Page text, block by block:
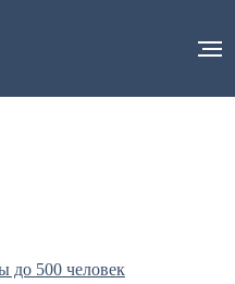
до 500 человек